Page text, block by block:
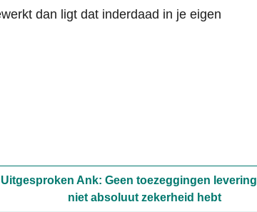
dan ligt dat inderdaad in je eigen
Uitgesproken Ank: Geen toezeggingen
niet absoluut zekerheid hebt